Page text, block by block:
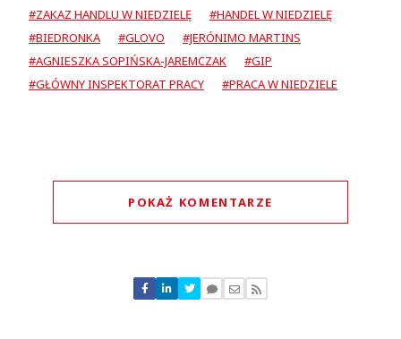
#ZAKAZ HANDLU W NIEDZIELĘ
#HANDEL W NIEDZIELĘ
#BIEDRONKA
#GLOVO
#JERÓNIMO MARTINS
#AGNIESZKA SOPIŃSKA-JAREMCZAK
#GIP
#GŁÓWNY INSPEKTORAT PRACY
#PRACA W NIEDZIELE
POKAŻ KOMENTARZE
Nie znaleziono komentarzy
Zostaw swoje komentarze